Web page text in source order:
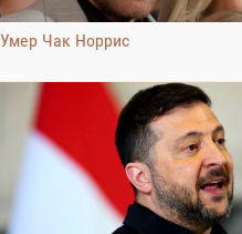
Умер Чак Норрис